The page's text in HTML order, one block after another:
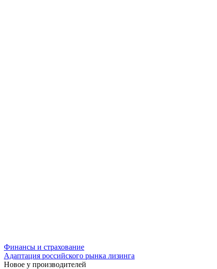
Финансы и страхование
Адаптация российского рынка лизинга
Новое у производителей